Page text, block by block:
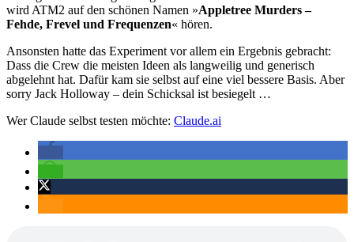
wird ATM2 auf den schönen Namen »Appletree Murders –
Fehde, Frevel und Frequenzen« hören.
Ansonsten hatte das Experiment vor allem ein Ergebnis gebracht:
Dass die Crew die meisten Ideen als langweilig und generisch
abgelehnt hat. Dafür kam sie selbst auf eine viel bessere Basis. Aber
sorry Jack Holloway – dein Schicksal ist besiegelt …
Wer Claude selbst testen möchte: Claude.ai